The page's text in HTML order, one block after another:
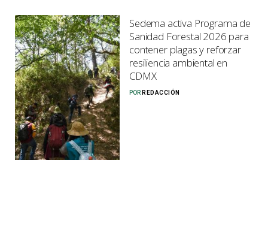
Sedema activa Programa de
Sanidad Forestal 2026 para
contener plagas y reforzar
resiliencia ambiental en
CDMX
POR REDACCIÓN